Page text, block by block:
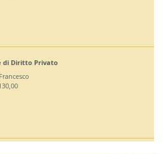
di Diritto Privato